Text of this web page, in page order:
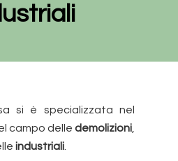
si è specializzata nel
campo delle demolizioni,
industriali